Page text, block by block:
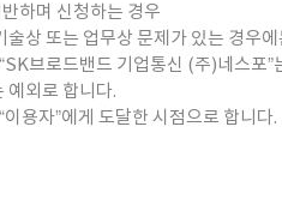
하며 신청하는 경우
상 또는 업무상 문제가 있는 경우
브로드밴드 기업통신 (주)네스포”
예외로 합니다.
용자”에게 도달한 시점으로 합니다.